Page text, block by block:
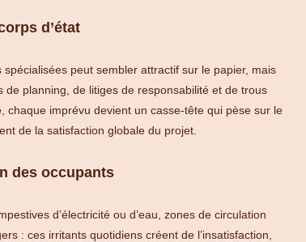
d’état
peut sembler attractif sur le papier, mais
de planning, de litiges de responsabilité et de trous
, chaque imprévu devient un casse-tête qui pèse sur le
de la satisfaction globale du projet.
des occupants
d’électricité ou d’eau, zones de circulation
: ces irritants quotidiens créent de l’insatisfaction,